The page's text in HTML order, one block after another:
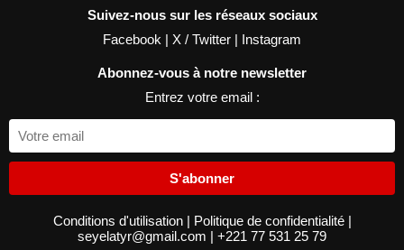
Suivez-nous sur les réseaux sociaux
Facebook | X / Twitter | Instagram
Abonnez-vous à notre newsletter
Entrez votre email :
S'abonner
Conditions d'utilisation | Politique de confidentialité |
seyelatyr@gmail.com | +221 77 531 25 79